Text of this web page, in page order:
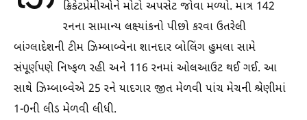
ક્રિકેટપ્રેમીઓને મોટો અપસેટ જોવા મળ્યો. માત્ર 142
રનના સામાન્ય લક્ષ્‍યાંકનો પીછો કરવા ઉતરેલી
બાંગ્લાદેશની ટીમ ઝિમ્બાબ્વેના શાનદાર બોલિંગ હુમલા સામે
સંપૂર્ણપણે નિષ્ફળ રહી અને 116 રનમાં ઓલઆઉટ થઈ ગઈ. આ
સાથે ઝિમ્બાબ્વેએ 25 રને યાદગાર જીત મેળવી પાંચ મેચની શ્રેણીમાં
1-0ની લીડ મેળવી લીધી.